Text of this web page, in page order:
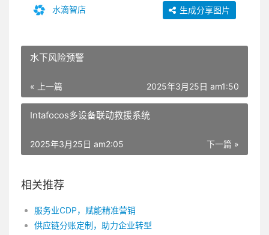
水滴智店 生成分享图片
水下风险预警
« 上一篇 2025年3月25日 am1:50
Intafocos多设备联动救援系统
下一篇 »
2025年3月25日 am2:05
相关推荐
服务业CDP，赋能精准营销
供应链分账定制，助力企业转型